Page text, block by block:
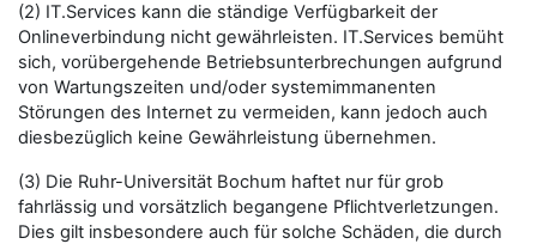
(2) IT.Services kann die ständige Verfügbarkeit der
Onlineverbindung nicht gewährleisten. IT.Services bemüht
sich, vorübergehende Betriebsunterbrechungen aufgrund
von Wartungszeiten und/oder systemimmanenten
Störungen des Internet zu vermeiden, kann jedoch auch
diesbezüglich keine Gewährleistung übernehmen.
(3) Die Ruhr-Universität Bochum haftet nur für grob
fahrlässig und vorsätzlich begangene Pflichtverletzungen.
Dies gilt insbesondere auch für solche Schäden, die durch